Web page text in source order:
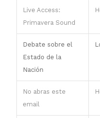
Live Access:
Primavera Sound
Debate sobre el
Estado de la
Nación
No abras este
email